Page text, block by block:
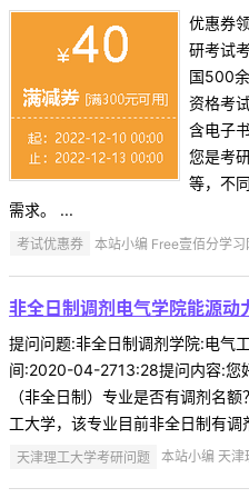
优惠券
研考试
国500
资格考
含电子
您是考
等，不
需求。 ...
考试优惠券 本站小编 Free壹佰分学
非全日制调剂电气学院能源
提问问题:非全日制调剂学院:电气
间:2020-04-2713:28提问内容:您
（非全日制）专业是否有调剂名
工大学，该专业目前非全日制有调
天津理工大学考研问题 本站小编 天